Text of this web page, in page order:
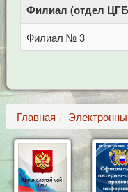
Филиал (отдел
Филиал № 3
Главная